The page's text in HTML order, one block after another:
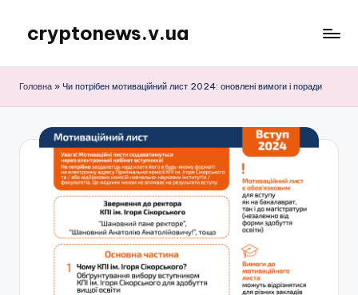
Перейти
вмісту
cryptonews.v.ua
криптовалют,
курси,
прогнози
гайди.
Головна » Чи потрібен мотиваційний лист 2024: оновлені вимоги і поради